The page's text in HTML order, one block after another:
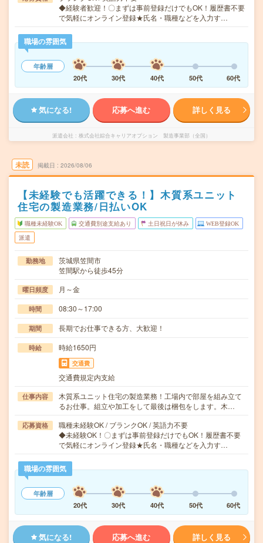
◆経験者歓迎！〇まずは事前登録だけでもOK！履歴書不要
で気軽にオンライン登録★氏名・職種などを入力す…
職場の雰囲気
年齢層
20代
30代 40代 50代 60代
気になる! 応募へ進む 詳しく見る
派遣会社 株式会社綜合キャリアオプション 製造事業部（全国）
未読 掲載日 2026/08/06
【未経験でも活躍できる！】木質系ユニット
住宅の製造業務/日払いOK
職種未経験OK 交通費別途支給あり 土日祝日が休み WEB登録OK
派遣
勤務地
茨城県笠間市
笠間駅から徒歩45分
曜日頻度 月～金
時間 08:30～17:00
期間 長期でお仕事できる方、大歓迎！
時給 時給1650円
交通費
交通費規定内支給
仕事内容
木質系ユニット住宅の製造業務！工場内で部屋を組み立て
るお仕事。組立や加工をして最後は梱包をします。木…
応募資格
職種未経験OK / ブランクOK / 英語力不要
◆未経験OK！〇まずは事前登録だけでもOK！履歴書不要
で気軽にオンライン登録★氏名・職種などを入力す…
職場の雰囲気
年齢層
20代
30代 40代 50代 60代
気になる! 応募へ進む 詳しく見る